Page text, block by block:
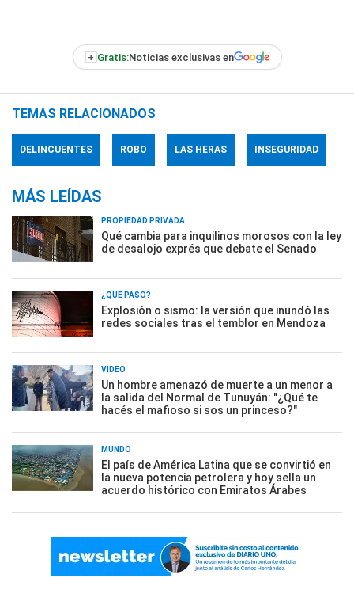
+ Gratis:Noticias exclusivas en
TEMAS RELACIONADOS
DELINCUENTES ROBO LAS HERAS INSEGURIDAD
MÁS LEÍDAS
PROPIEDAD PRIVADA
Qué cambia para inquilinos morosos con la ley
de desalojo exprés que debate el Senado
¿QUÉ PASÓ?
Explosión o sismo: la versión que inundó las
redes sociales tras el temblor en Mendoza
VIDEO
Un hombre amenazó de muerte a un menor a
la salida del Normal de Tunuyán: "¿Qué te
hacés el mafioso si sos un princeso?"
MUNDO
El país de América Latina que se convirtió en
la nueva potencia petrolera y hoy sella un
acuerdo histórico con Emiratos Árabes